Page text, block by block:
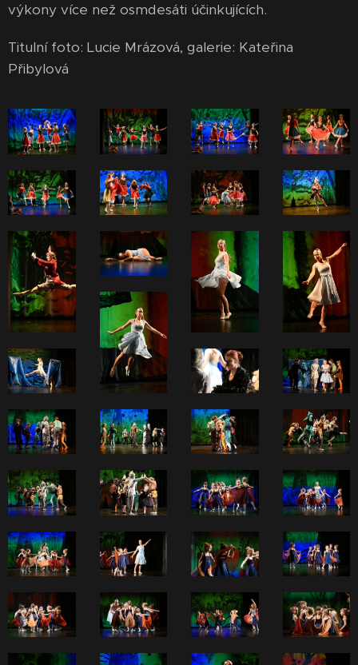
výkony více než osmdesáti účinkujících.
Titulní foto: Lucie Mrázová, galerie: Kateřina
Přibylová